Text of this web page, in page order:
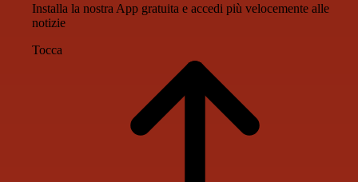
Installa la nostra App gratuita e accedi più velocemente alle
notizie
Tocca